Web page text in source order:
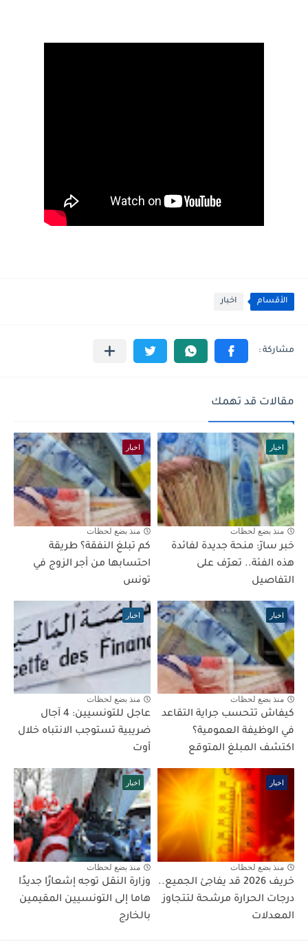
الأقسام اخبار
مقالات قد تهمك
اخبار
منذ بضع لحظات
خبر سارّ: منحة جديدة لفائدة
هذه الفئة.. تعرّف على
التفاصيل
اخبار
منذ بضع لحظات
كم تبلغ النفقة؟ طريقة
احتسابها من أجر الزوج في
تونس
اخبار
منذ بضع لحظات
كيفاش تتحسب جراية التقاعد
في الوظيفة العمومية؟
اكتشف المبلغ المتوقع
اخبار
منذ بضع لحظات
عاجل للتونسيين: 4 آجال
ضريبية تستوجب الانتباه خلال
أوت
اخبار
منذ بضع لحظات
خريف 2026 قد يفاجئ الجميع..
درجات الحرارة مرشحة لتتجاوز
المعدلات
اخبار
منذ بضع لحظات
وزارة النقل توجه إشعارًا جديدًا
هاما إلى التونسيين المقيمين
بالخارج